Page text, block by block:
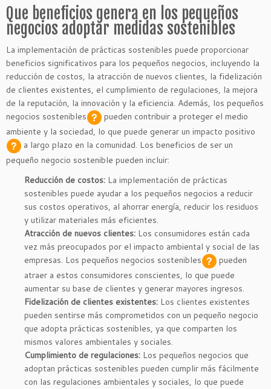
Que beneficios genera en los pequeños
negocios adoptar medidas sostenibles
La implementación de prácticas sostenibles puede proporcionar
beneficios significativos para los pequeños negocios, incluyendo la
reducción de costos, la atracción de nuevos clientes, la fidelización
de clientes existentes, el cumplimiento de regulaciones, la mejora
de la reputación, la innovación y la eficiencia. Además, los pequeños
negocios sostenibles
pueden contribuir a proteger el medio
ambiente y la sociedad, lo que puede generar un impacto positivo
a largo plazo en la comunidad. Los beneficios de ser un
pequeño negocio sostenible pueden incluir:
Reducción de costos: La implementación de prácticas
sostenibles puede ayudar a los pequeños negocios a reducir
sus costos operativos, al ahorrar energía, reducir los residuos
y utilizar materiales más eficientes.
Atracción de nuevos clientes: Los consumidores están cada
vez más preocupados por el impacto ambiental y social de las
empresas. Los pequeños negocios sostenibles
pueden
atraer a estos consumidores conscientes, lo que puede
aumentar su base de clientes y generar mayores ingresos.
Fidelización de clientes existentes: Los clientes existentes
pueden sentirse más comprometidos con un pequeño negocio
que adopta prácticas sostenibles, ya que comparten los
mismos valores ambientales y sociales.
Cumplimiento de regulaciones: Los pequeños negocios que
adoptan prácticas sostenibles pueden cumplir más fácilmente
con las regulaciones ambientales y sociales, lo que puede